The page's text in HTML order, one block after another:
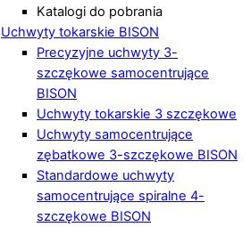
Katalogi do pobrania
Uchwyty tokarskie BISON
Precyzyjne uchwyty 3-
szczękowe samocentrujące
BISON
Uchwyty tokarskie 3 szczękowe
Uchwyty samocentrujące
zębatkowe 3-szczękowe BISON
Standardowe uchwyty
samocentrujące spiralne 4-
szczękowe BISON